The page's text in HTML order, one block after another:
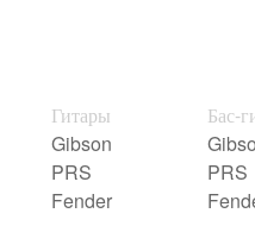
Гитары
Gibson
PRS
Fender
Бас-
PRS